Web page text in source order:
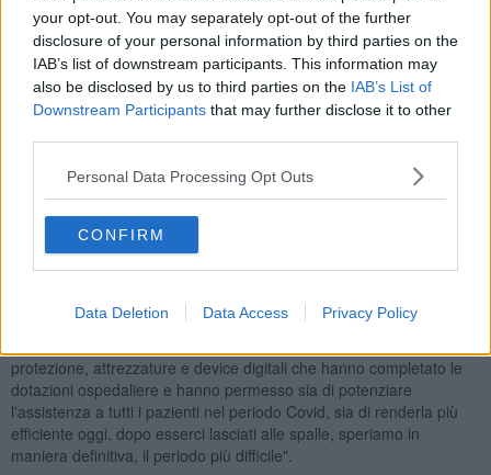
your opt-out. You may separately opt-out of the further
disclosure of your personal information by third parties on the
IAB’s list of downstream participants. This information may
also be disclosed by us to third parties on the IAB’s List of
Downstream Participants that may further disclose it to other
Personal Data Processing Opt Outs
CONFIRM
Data Deletion Data Access Privacy Policy
operatori sanitari si è espressa in tanti modi - diceMaria Letizia
Casani , direttore generale dell'Ausl Toscana nord ovest- tra cui le
donazioni, in denaro o attrezzature, iniziate sin dall'inizio della
pandemia e proseguite senza sosta nelle settimane più difficili.
Ancora in questi giorni continuiamo a riceverne. Le donazioni in
denaro hanno raggiunto la cifra di1 milione e 240.876,96 euro
mentre le donazioni in attrezzature valgono2 milioni e 625.936,29
Lo faccio a nome dell'Azienda e di ogni singolo medico, infermiere,
Oss e dipendente, il cui lavoro di squadra è stato determinate per
contenere il virus".
"Di fronte a tanta generosità -prosegue
attrezzature sono state destinate agli ospedali per i quali erano
state donate, mentre con le donazioni in soldi sono stati acquistati
protezione, attrezzature e device digitali che hanno completato le
dotazioni ospedaliere e hanno permesso sia di potenziare
l'assistenza a tutti i pazienti nel periodo Covid, sia di renderla più
efficiente oggi, dopo esserci lasciati alle spalle, speriamo in
maniera definitiva, il periodo più difficile".